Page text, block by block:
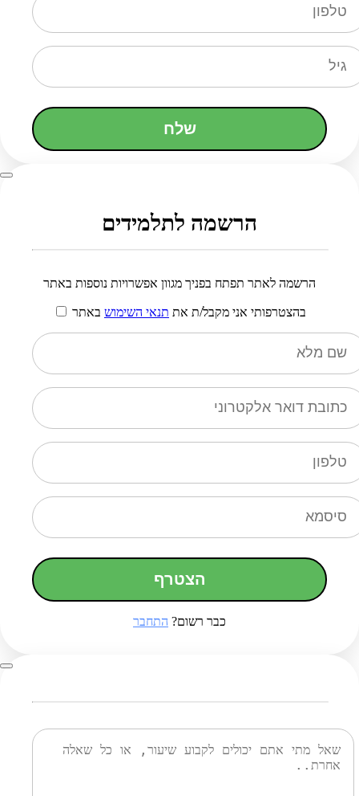
שלח
הרשמה לתלמידים
הרשמה לאתר תפתח בפניך מגוון אפשרויות נוספות באתר
בהצטרפותי אני מקבל/ת את תנאי השימוש באתר
הצטרף
כבר רשום? התחבר